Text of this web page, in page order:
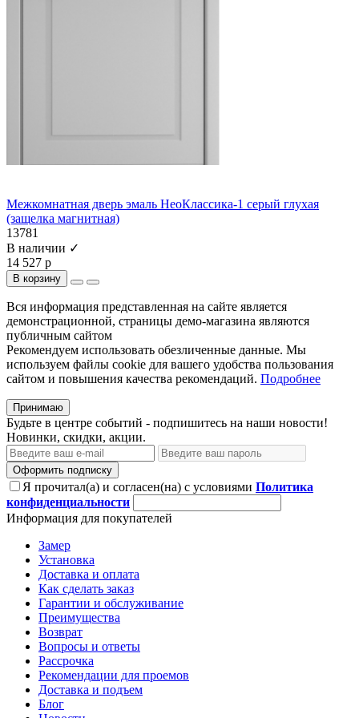
Межкомнатная дверь эмаль НеоКлассика-1 серый глухая
(защелка магнитная)
13781
В наличии ✓
14 527 р
В корзину
Вся информация представленная на сайте является
демонстрационной, страницы демо-магазина являются
публичным сайтом
Рекомендуем использовать обезличенные данные. Мы
используем файлы cookie для вашего удобства пользования
сайтом и повышения качества рекомендаций. Подробнее
Принимаю
Будьте в центре событий - подпишитесь на наши новости!
Новинки, скидки, акции.
Оформить подписку
Я прочитал(а) и согласен(на) с условиями Политика
конфиденциальности
Информация для покупателей
Замер
Установка
Доставка и оплата
Как сделать заказ
Гарантии и обслуживание
Преимущества
Возврат
Вопросы и ответы
Рассрочка
Рекомендации для проемов
Доставка и подъем
Блог